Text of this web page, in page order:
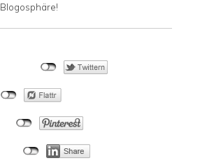
Blogosphäre!